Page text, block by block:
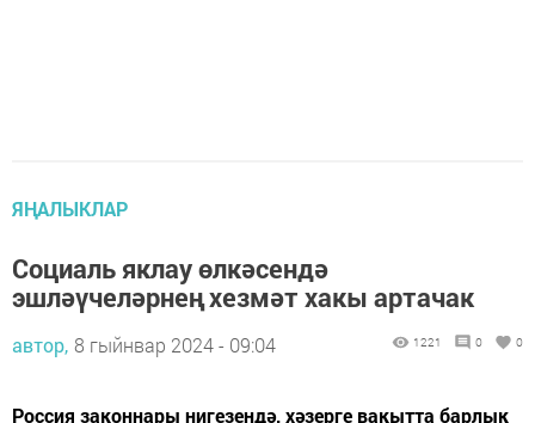
ЯҢАЛЫКЛАР
Социаль яклау өлкәсендә
эшләүчеләрнең хезмәт хакы артачак
автор, 8 гыйнвар 2024 - 09:04 1221 0 0
Россия законнары нигезендә, хәзерге вакытта барлык